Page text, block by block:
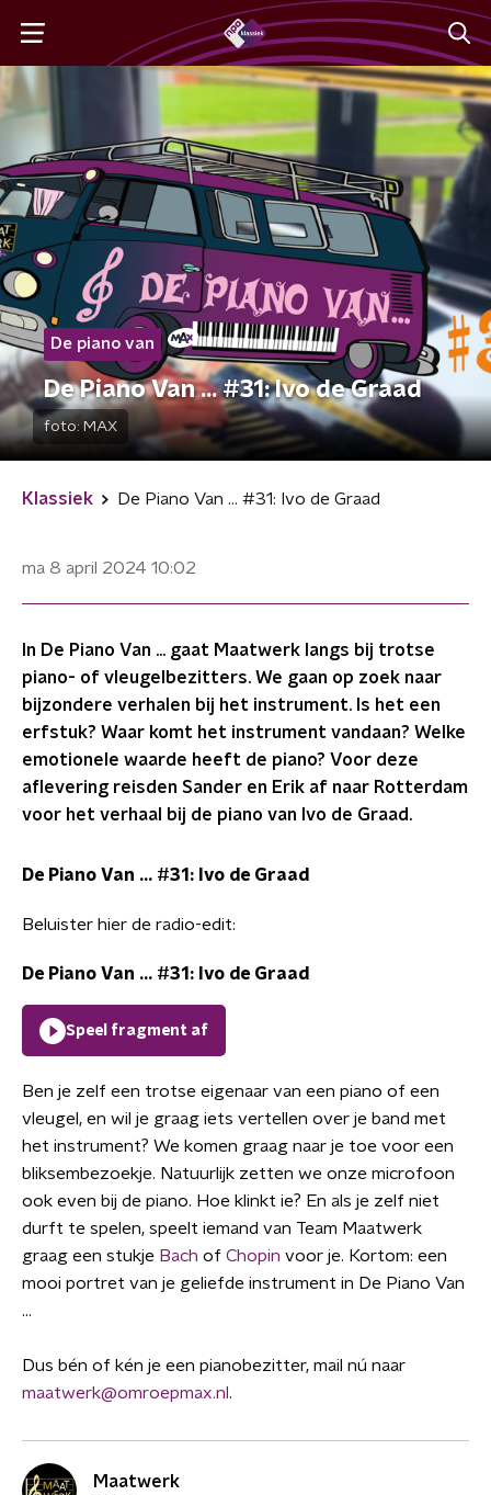
De piano van
De Piano Van ... #31: Ivo de Graad
foto: MAX
Klassiek De Piano Van ... #31: Ivo de Graad
ma 8 april 2024 10:02
In De Piano Van ... gaat Maatwerk langs bij trotse
piano- of vleugelbezitters. We gaan op zoek naar
bijzondere verhalen bij het instrument. Is het een
erfstuk? Waar komt het instrument vandaan? Welke
emotionele waarde heeft de piano? Voor deze
aflevering reisden Sander en Erik af naar Rotterdam
voor het verhaal bij de piano van Ivo de Graad.
De Piano Van ... #31: Ivo de Graad
Beluister hier de radio-edit:
De Piano Van ... #31: Ivo de Graad
Speel fragment af
Ben je zelf een trotse eigenaar van een piano of een
vleugel, en wil je graag iets vertellen over je band met
het instrument? We komen graag naar je toe voor een
bliksembezoekje. Natuurlijk zetten we onze microfoon
ook even bij de piano. Hoe klinkt ie? En als je zelf niet
durft te spelen, speelt iemand van Team Maatwerk
graag een stukje Bach of Chopin voor je. Kortom: een
mooi portret van je geliefde instrument in De Piano Van
…
Dus bén of kén je een pianobezitter, mail nú naar
maatwerk@omroepmax.nl .
Maatwerk